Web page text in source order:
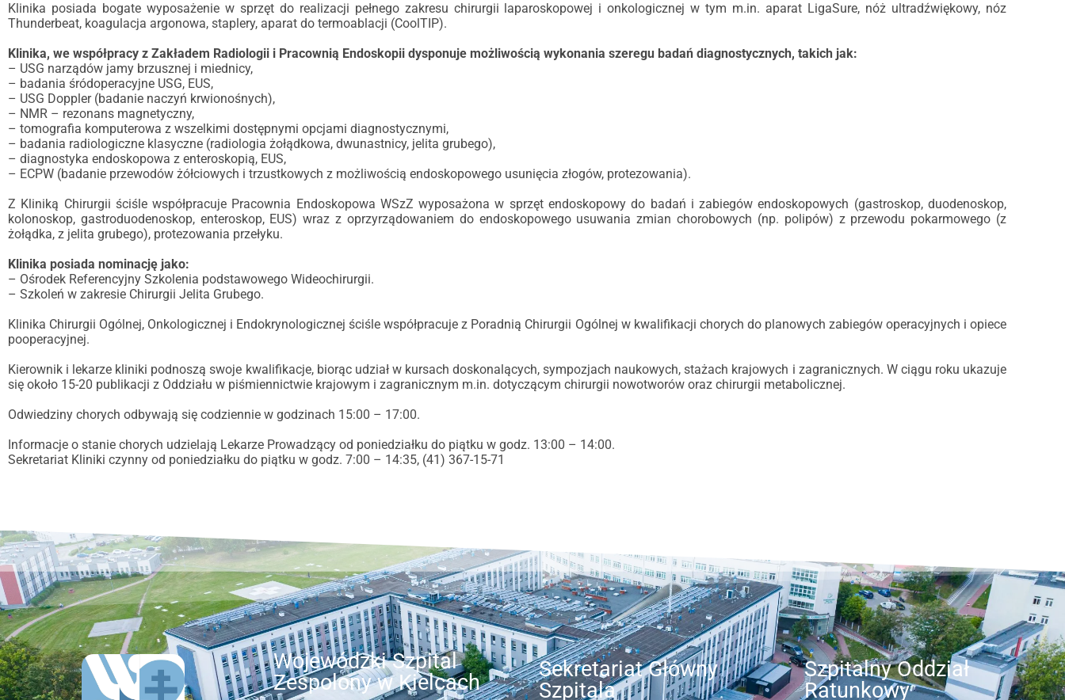
Klinika posiada bogate wyposażenie w sprzęt do realizacji pełnego zakresu chirurgii laparoskopowej i onkologicznej w tym m.in. aparat LigaSure, nóż ultradźwiękowy, nóz
Thunderbeat, koagulacja argonowa, staplery, aparat do termoablacji (CoolTIP).
Klinika, we współpracy z Zakładem Radiologii i Pracownią Endoskopii dysponuje możliwością wykonania szeregu badań diagnostycznych, takich jak:
– USG narządów jamy brzusznej i miednicy,
– badania śródoperacyjne USG, EUS,
– USG Doppler (badanie naczyń krwionośnych),
– NMR – rezonans magnetyczny,
– tomografia komputerowa z wszelkimi dostępnymi opcjami diagnostycznymi,
– badania radiologiczne klasyczne (radiologia żołądkowa, dwunastnicy, jelita grubego),
– diagnostyka endoskopowa z enteroskopią, EUS,
– ECPW (badanie przewodów żółciowych i trzustkowych z możliwością endoskopowego usunięcia złogów, protezowania).
Z Kliniką Chirurgii ściśle współpracuje Pracownia Endoskopowa WSzZ wyposażona w sprzęt endoskopowy do badań i zabiegów endoskopowych (gastroskop, duodenoskop,
kolonoskop, gastroduodenoskop, enteroskop, EUS) wraz z oprzyrządowaniem do endoskopowego usuwania zmian chorobowych (np. polipów) z przewodu pokarmowego (z
żołądka, z jelita grubego), protezowania przełyku.
Klinika posiada nominację jako:
– Ośrodek Referencyjny Szkolenia podstawowego Wideochirurgii.
– Szkoleń w zakresie Chirurgii Jelita Grubego.
Klinika Chirurgii Ogólnej, Onkologicznej i Endokrynologicznej ściśle współpracuje z Poradnią Chirurgii Ogólnej w kwalifikacji chorych do planowych zabiegów operacyjnych i opiece
pooperacyjnej.
Kierownik i lekarze kliniki podnoszą swoje kwalifikacje, biorąc udział w kursach doskonalących, sympozjach naukowych, stażach krajowych i zagranicznych. W ciągu roku ukazuje
się około 15-20 publikacji z Oddziału w piśmiennictwie krajowym i zagranicznym m.in. dotyczącym chirurgii nowotworów oraz chirurgii metabolicznej.
Odwiedziny chorych odbywają się codziennie w godzinach 15:00 – 17:00.
Informacje o stanie chorych udzielają Lekarze Prowadzący od poniedziałku do piątku w godz. 13:00 – 14:00.
Sekretariat Kliniki czynny od poniedziałku do piątku w godz. 7:00 – 14:35, (41) 367-15-71
Wojewódzki Szpital
Zespolony w Kielcach
Sekretariat Główny
Szpitala
Szpitalny Oddział
Ratunkowy